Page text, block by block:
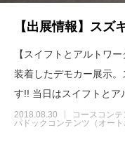
【出展情報】スズ
【スイフトとアルトワ
装着したデモカー展示
す!! 当日はスイフトとア
2018.08.30
コースコンテ
パドックコンテンツ（オート